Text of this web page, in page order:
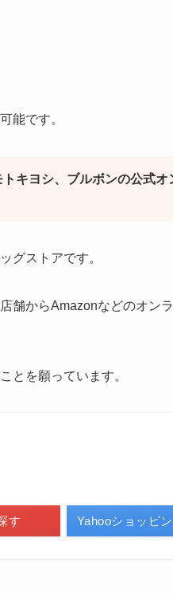
能です。
キヨシ、ブルボンの公式オ
グストアです。
舗からAmazonなどのオン
とを願っています。
す Yahooショッピ